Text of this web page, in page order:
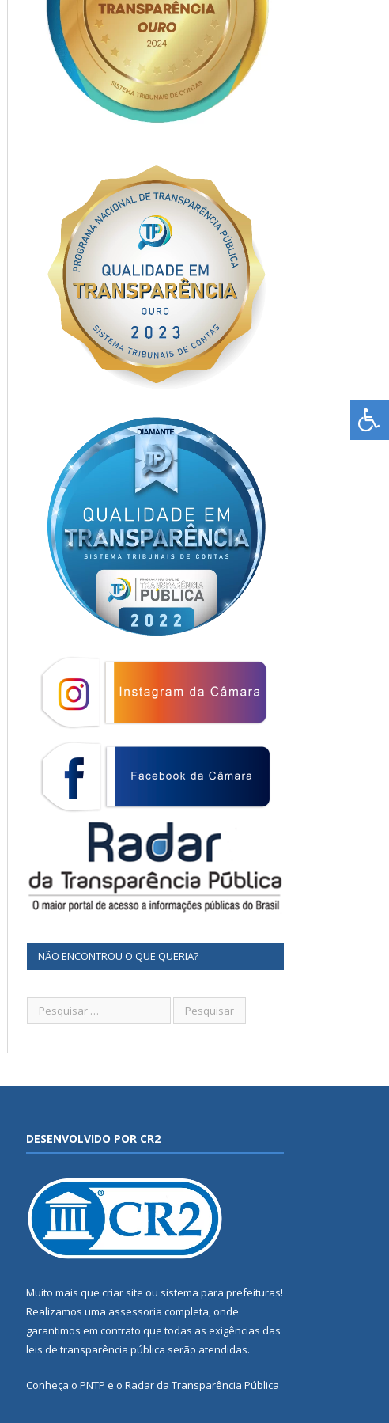
NÃO ENCONTROU O QUE QUERIA?
DESENVOLVIDO POR CR2
Muito mais que criar site ou sistema para prefeituras!
Realizamos uma assessoria completa, onde
garantimos em contrato que todas as exigências das
leis de transparência pública serão atendidas.
Conheça o PNTP e o Radar da Transparência Pública